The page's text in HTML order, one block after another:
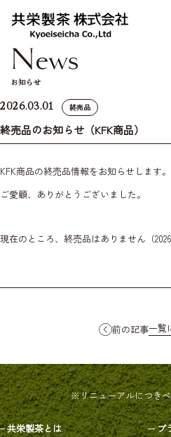
お知らせ
2026.03.01 終売品
終売品のお知らせ（KFK商品）
KFK商品の終売品情報をお知らせします。
ご愛顧、ありがとうございました。
現在のところ、終売品はありません（
前の記事一覧
※リニューアルにつき
共栄製茶とは
ブ